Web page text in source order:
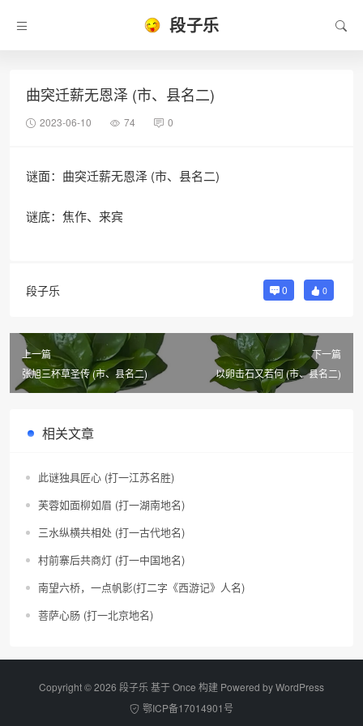
段子乐
曲突迁薪无恩泽 (市、县名二)
2023-06-10 74 0
谜面：曲突迁薪无恩泽 (市、县名二)
谜底：焦作、来宾
段子乐 0 0
上一篇
张旭三杯草圣传 (市、县名二)
下一篇
以卵击石又若何 (市、县名二)
相关文章
此谜独具匠心 (打一江苏名胜)
芙蓉如面柳如眉 (打一湖南地名)
三水纵横共相处 (打一古代地名)
村前寨后共商灯 (打一中国地名)
南望六桥，一点帆影(打二字《西游记》人名)
菩萨心肠 (打一北京地名)
Copyright © 2026 段子乐 基于 Once 构建 Powered byWordPress
鄂ICP备17014901号